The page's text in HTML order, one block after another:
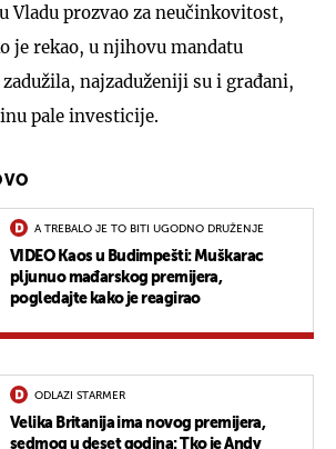
Vladu prozvao za neučinkovitost,
je rekao, u njihovu mandatu
najzaduženiji su i građani,
pale investicije.
A TREBALO JE TO BITI UGODNO DRUŽENJE
VIDEO Kaos u Budimpešti: Muškarac
pljunuo mađarskog premijera,
pogledajte kako je reagirao
ODLAZI STARMER
Velika Britanija ima novog premijera,
sedmog u deset godina: Tko je Andy